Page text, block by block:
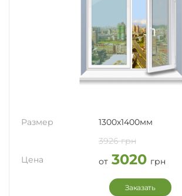
Размер
1300x1400мм
3926 грн
Цена
от 3020 грн
Заказать